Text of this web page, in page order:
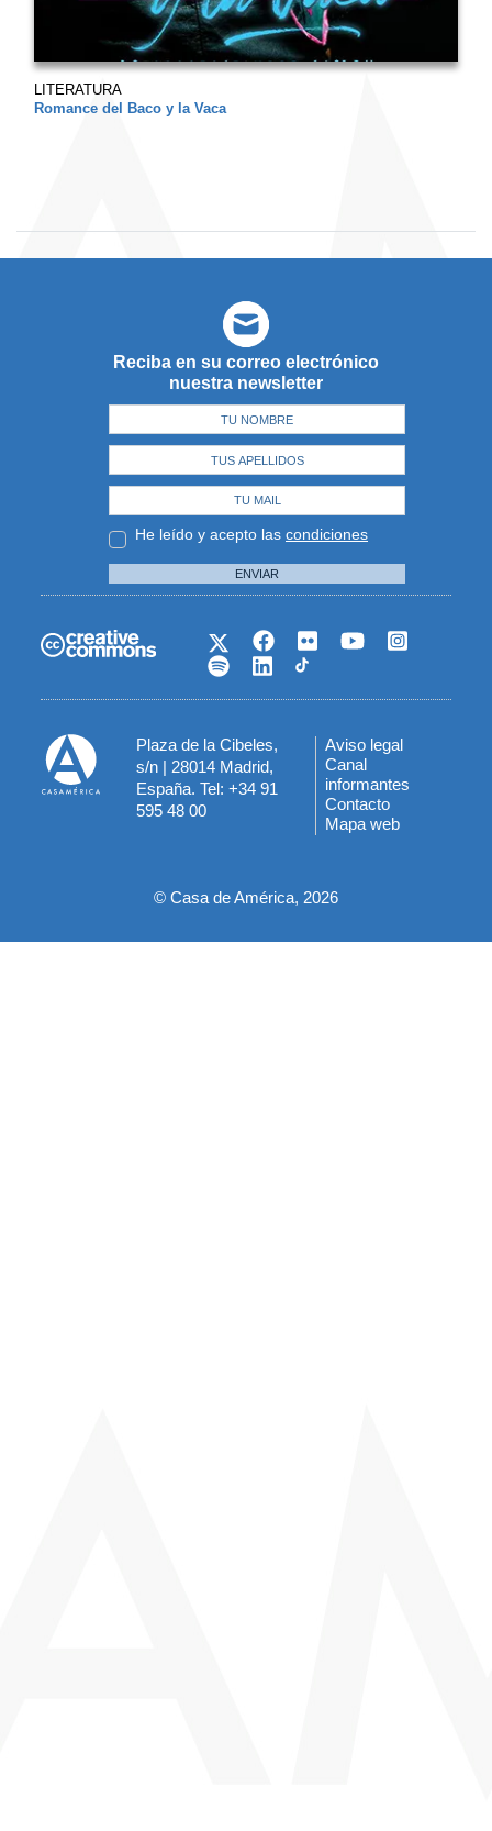
LITERATURA
Romance del Baco y la Vaca
Reciba en su correo electrónico
nuestra newsletter
He leído y acepto las condiciones
ENVIAR
Plaza de la Cibeles,
s/n | 28014 Madrid,
España. Tel: +34 91
595 48 00
Menú
del
pie
Aviso legal
Canal
informantes
Contacto
Mapa web
© Casa de América, 2026